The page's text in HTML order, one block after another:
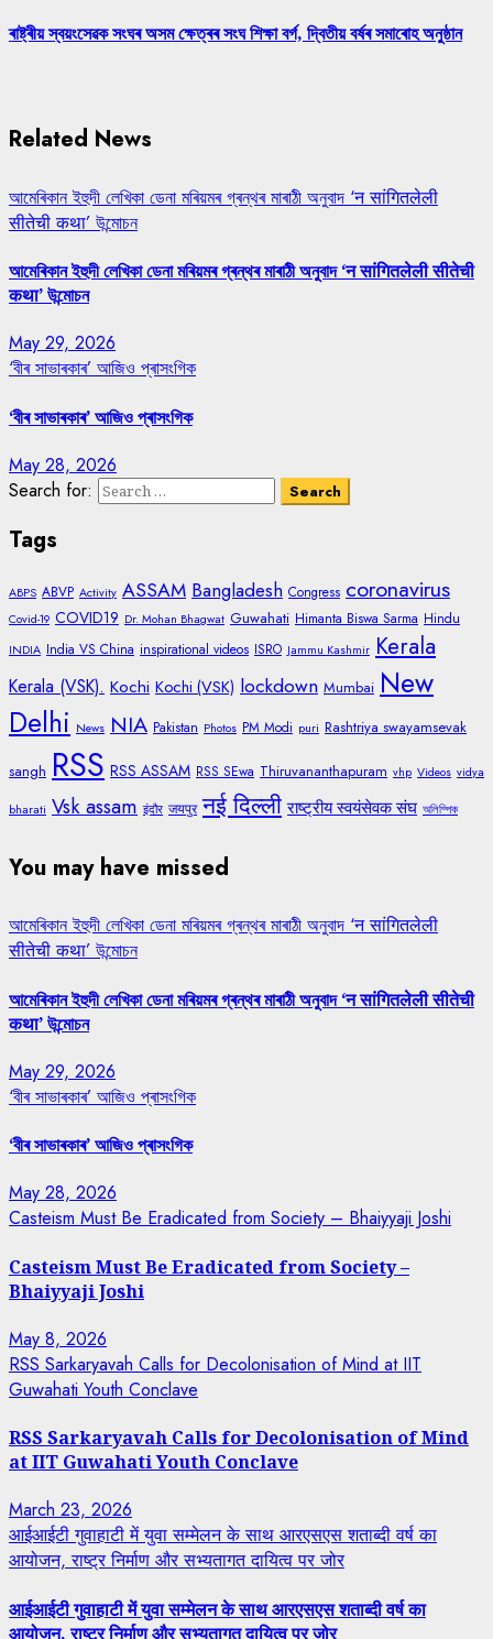
ৰাষ্ট্ৰীয় স্বয়ংসেৱক সংঘৰ অসম ক্ষেত্ৰৰ সংঘ শিক্ষা বৰ্গ, দ্বিতীয় বৰ্ষৰ সমাৰোহ অনুষ্ঠান
Related News
আমেৰিকান ইহুদী লেখিকা ডেনা মৰিয়মৰ গ্ৰন্থৰ মাৰাঠী অনুবাদ ‘न सांगितलेली
सीतेची कथा’ উন্মোচন
আমেৰিকান ইহুদী লেখিকা ডেনা মৰিয়মৰ গ্ৰন্থৰ মাৰাঠী অনুবাদ ‘न सांगितलेली सीतेची
कथा’ উন্মোচন
May 29, 2026
‘বীৰ সাভাৰকাৰ’ আজিও প্ৰাসংগিক
‘বীৰ সাভাৰকাৰ’ আজিও প্ৰাসংগিক
May 28, 2026
Search for:
Tags
ABPS ABVP Activity ASSAM Bangladesh Congress coronavirus
Covid-19 COVID19 Dr. Mohan Bhagwat Guwahati Himanta Biswa Sarma Hindu
INDIA India VS China inspirational videos ISRO Jammu Kashmir Kerala
Kerala (VSK). Kochi Kochi (VSK) lockdown Mumbai New
Delhi News NIA Pakistan Photos PM Modi puri Rashtriya swayamsevak
sangh RSS RSS ASSAM RSS SEwa Thiruvananthapuram vhp Videos vidya
bharati Vsk assam इंदौर जयपुर नई दिल्ली राष्ट्रीय स्वयंसेवक संघ অলিম্পিক
You may have missed
আমেৰিকান ইহুদী লেখিকা ডেনা মৰিয়মৰ গ্ৰন্থৰ মাৰাঠী অনুবাদ ‘न सांगितलेली
सीतेची कथा’ উন্মোচন
আমেৰিকান ইহুদী লেখিকা ডেনা মৰিয়মৰ গ্ৰন্থৰ মাৰাঠী অনুবাদ ‘न सांगितलेली सीतेची
कथा’ উন্মোচন
May 29, 2026
‘বীৰ সাভাৰকাৰ’ আজিও প্ৰাসংগিক
‘বীৰ সাভাৰকাৰ’ আজিও প্ৰাসংগিক
May 28, 2026
Casteism Must Be Eradicated from Society – Bhaiyyaji Joshi
Casteism Must Be Eradicated from Society –
Bhaiyyaji Joshi
May 8, 2026
RSS Sarkaryavah Calls for Decolonisation of Mind at IIT
Guwahati Youth Conclave
RSS Sarkaryavah Calls for Decolonisation of Mind
at IIT Guwahati Youth Conclave
March 23, 2026
आईआईटी गुवाहाटी में युवा सम्मेलन के साथ आरएसएस शताब्दी वर्ष का
आयोजन, राष्ट्र निर्माण और सभ्यतागत दायित्व पर जोर
आईआईटी गुवाहाटी में युवा सम्मेलन के साथ आरएसएस शताब्दी वर्ष का
आयोजन, राष्ट्र निर्माण और सभ्यतागत दायित्व पर जोर